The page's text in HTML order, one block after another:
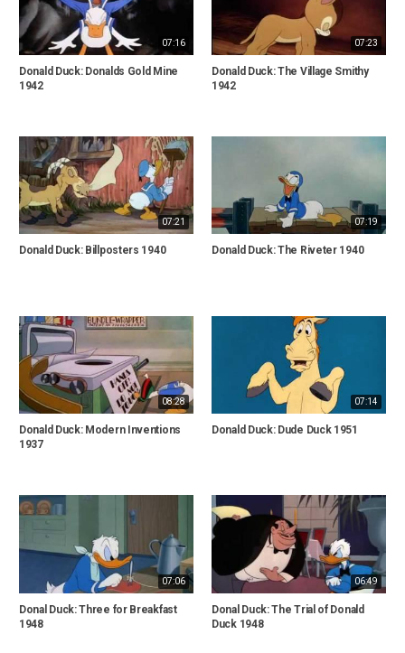
07:16
Donald Duck: Donalds Gold Mine
1942
07:23
Donald Duck: The Village Smithy
1942
07:21
Donald Duck: Billposters 1940
07:19
Donald Duck: The Riveter 1940
08:28
Donald Duck: Modern Inventions
1937
07:14
Donald Duck: Dude Duck 1951
07:06
Donal Duck: Three for Breakfast
1948
06:49
Donal Duck: The Trial of Donald
Duck 1948